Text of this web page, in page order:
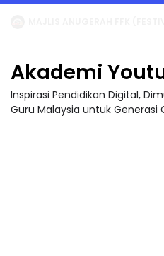
Akademi
Inspirasi Pendidikan Digital,
Guru Malaysia untuk Generasi